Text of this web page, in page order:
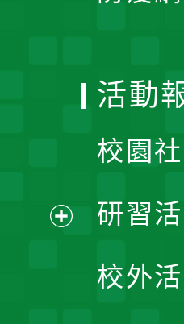
活動
校園
研習
校外